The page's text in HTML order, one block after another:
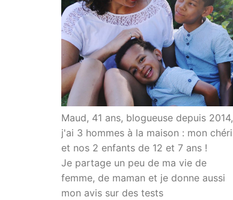
Maud, 41 ans, blogueuse depuis 2014,
j'ai 3 hommes à la maison : mon chéri
et nos 2 enfants de 12 et 7 ans !
Je partage un peu de ma vie de
femme, de maman et je donne aussi
mon avis sur des tests